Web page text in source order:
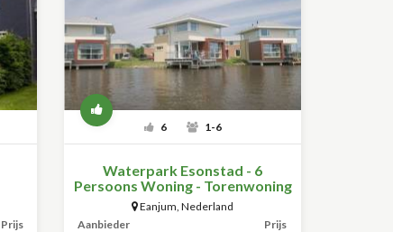
Prijs
6 1-6
Waterpark Esonstad - 6
Persoons Woning - Torenwoning
Eanjum,Nederland
Aanbieder
Prijs